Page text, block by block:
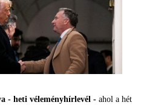
- heti véleményhírlevél - ahol a hét